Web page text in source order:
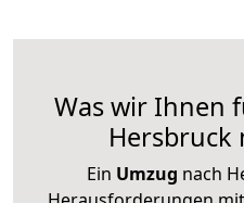
Was wir Ihnen
Hersbruck
Ein Umzug nach